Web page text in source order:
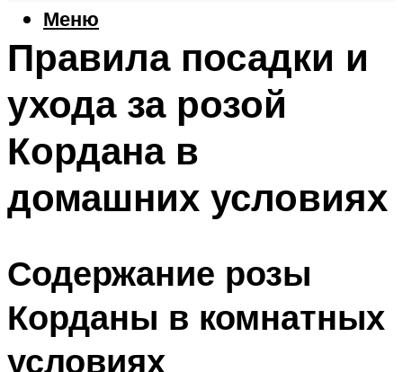
Меню
Правила посадки и
ухода за розой
Кордана в
домашних условиях
Содержание розы
Корданы в комнатных
условиях